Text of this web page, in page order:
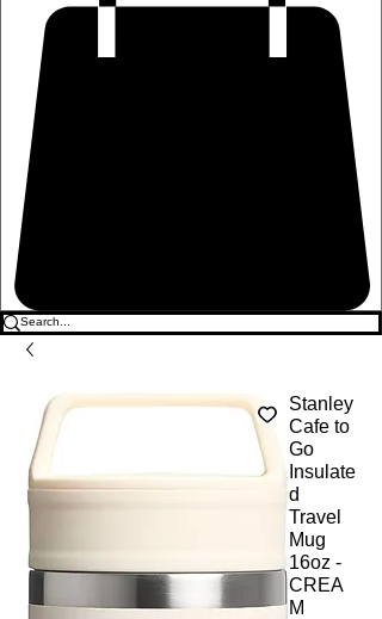
Stanley
Cafe to
Go
Insulate
d
Travel
Mug
16oz -
CREA
M